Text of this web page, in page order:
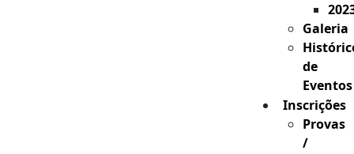
Galeria
de
Eventos
Inscrições
Provas
/